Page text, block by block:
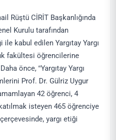
Rüştü CİRİT Başkanlığında
Kurulu tarafından
kabul edilen Yargıtay Yargı
fakültesi öğrencilerine
önce, “Yargıtay Yargı
Prof. Dr. Gülriz Uygur
42 öğrenci, 4
isteyen 465 öğrenciye
yargı etiği